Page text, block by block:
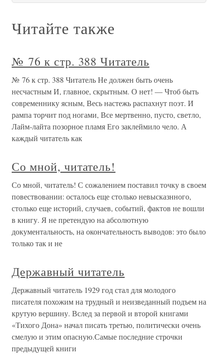
Читайте также
№ 76 к стр. 388 Читатель
№ 76 к стр. 388 Читатель Не должен быть очень
несчастным И, главное, скрытным. О нет! — Чтоб быть
современнику ясным, Весь настежь распахнут поэт. И
рампа торчит под ногами, Все мертвенно, пусто, светло,
Лайм-лайта позорное пламя Его заклеймило чело. А
каждый читатель как
Со мной, читатель!
Со мной, читатель! С сожалением поставил точку в своем
повествовании: осталось еще столько невысказнного,
столько еще историй, случаев, событий, фактов не вошли
в книгу. Я не претендую на абсолютную
документальность, на окончательность выводов: это было
только так и не
Державный читатель
Державный читатель 1929 год стал для молодого
писателя похожим на трудный и неизведанный подъем на
крутую вершину. Вслед за первой и второй книгами
«Тихого Дона» начал писать третью, политически очень
смелую и этим опасную.Самые последние строчки
предыдущей книги